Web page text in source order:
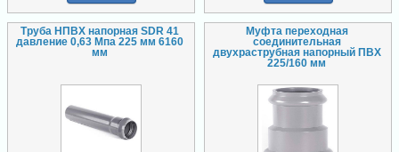
Труба НПВХ напорная SDR 41
давление 0,63 Мпа 225 мм 6160
мм
Муфта переходная
соединительная
двухраструбная напорный ПВХ
225/160 мм